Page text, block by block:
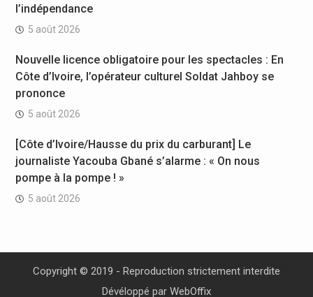
l’indépendance
5 août 2026
Nouvelle licence obligatoire pour les spectacles : En
Côte d’Ivoire, l’opérateur culturel Soldat Jahboy se
prononce
5 août 2026
[Côte d’Ivoire/Hausse du prix du carburant] Le
journaliste Yacouba Gbané s’alarme : « On nous
pompe à la pompe ! »
5 août 2026
Copyright © 2019 - Reproduction strictement interdite
Dévéloppé par WebOffix